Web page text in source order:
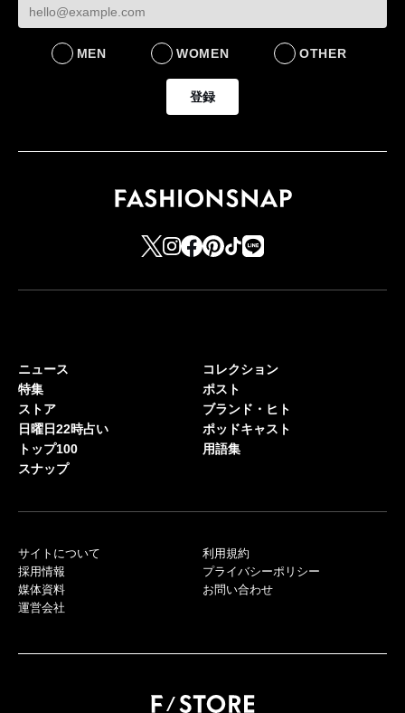
MEN WOMEN OTHER
登録
ニュース
特集
ストア
日曜日22時占い
トップ100
スナップ
コレクション
ポスト
ブランド・ヒト
ポッドキャスト
用語集
サイトについて
採用情報
媒体資料
運営会社
利用規約
プライバシーポリシー
お問い合わせ